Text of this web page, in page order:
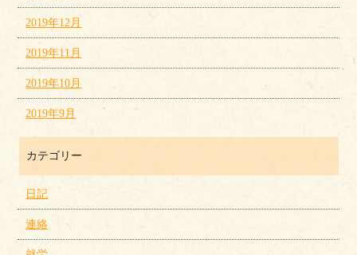
2019年12月
2019年11月
2019年10月
2019年9月
カテゴリー
日記
連絡